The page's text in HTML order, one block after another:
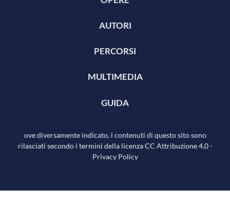
AUTORI
PERCORSI
MULTIMEDIA
GUIDA
ove diversamente indicato, i contenuti di questo sito sono
rilasciati secondo i termini della licenza CC Attribuzione 4.0-
Privacy Policy